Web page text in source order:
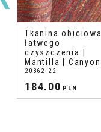
Tkanina obiciowa
łatwego
czyszczenia |
Mantilla | Canyon
20362-22
184.00 PLN